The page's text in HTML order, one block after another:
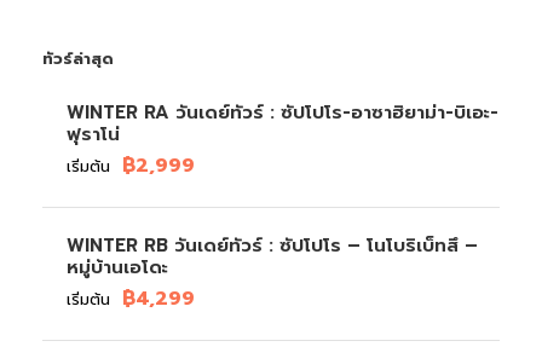
ทัวร์ล่าสุด
WINTER RA วันเดย์ทัวร์ : ซัปโปโร-อาซาฮิยาม่า-บิเอะ-
ฟุราโน่
เริ่มต้น ฿2,999
WINTER RB วันเดย์ทัวร์ : ซัปโปโร – โนโบริเบ็ทสึ –
หมู่บ้านเอโดะ
เริ่มต้น ฿4,299